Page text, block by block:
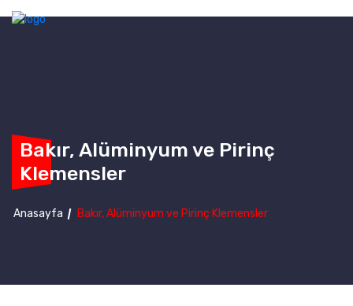
Bakır, Alüminyum ve Pirinç
Klemensler
Anasayfa Bakır, Alüminyum ve Pirinç Klemensler